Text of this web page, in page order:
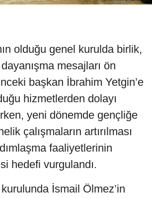
olduğu genel kurulda birlik,
mesajları ön
başkan İbrahim Yetgin’e
hizmetlerden dolayı
yeni dönemde gençliğe
çalışmaların artırılması
faaliyetlerinin
hedefi vurgulandı.
İsmail Ölmez’in